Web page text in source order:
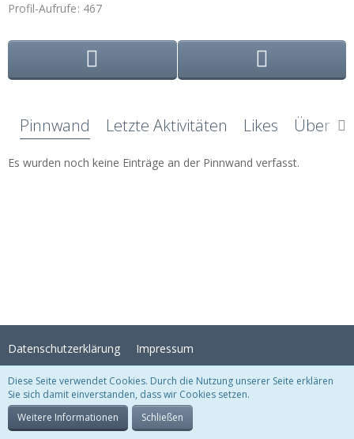
Profil-Aufrufe 467
Pinnwand Letzte Aktivitäten Likes Über
Es wurden noch keine Einträge an der Pinnwand verfasst.
Datenschutzerklärung Impressum
Stil:Crystal Temptation , erstellt vonKittMedia
Community-Software:
Diese Seite verwendet Cookies. Durch die Nutzung unserer Seite erklären
Sie sich damit einverstanden, dass wir Cookies setzen.
Weitere Informationen
Schließen